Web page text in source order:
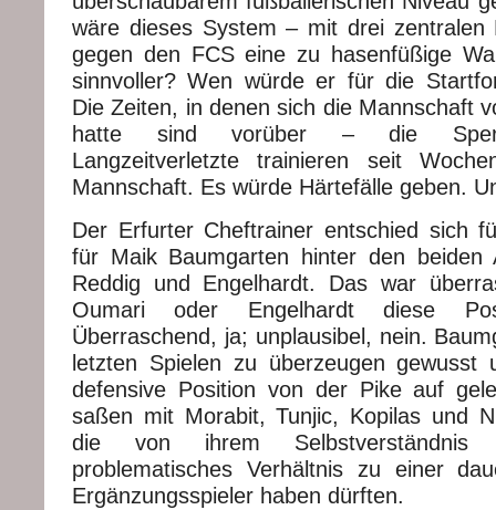
wäre dieses System – mit drei zentralen
gegen den FCS eine zu hasenfüßige
sinnvoller? Wen würde er für die
Die Zeiten, in denen sich die Mannschaft
hatte sind vorüber – die
Langzeitverletzte trainieren seit
Mannschaft. Es würde Härtefälle geben.
Der Erfurter Cheftrainer entschied sich
für Maik Baumgarten hinter den beiden
Reddig und Engelhardt. Das war
Oumari oder Engelhardt diese
Überraschend, ja; unplausibel, nein.
letzten Spielen zu überzeugen gewusst
defensive Position von der Pike auf
saßen mit Morabit, Tunjic, Kopilas und
die von ihrem
problematisches Verhältnis zu einer
Ergänzungsspieler haben dürften.